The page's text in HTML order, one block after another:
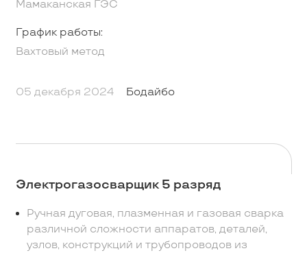
Мамаканская ГЭС
График работы:
Вахтовый метод
05 декабря 2024 Бодайбо
Электрогазосварщик 5 разряд
Ручная дуговая, плазменная и газовая сварка
различной сложности аппаратов, деталей,
узлов, конструкций и трубопроводов из